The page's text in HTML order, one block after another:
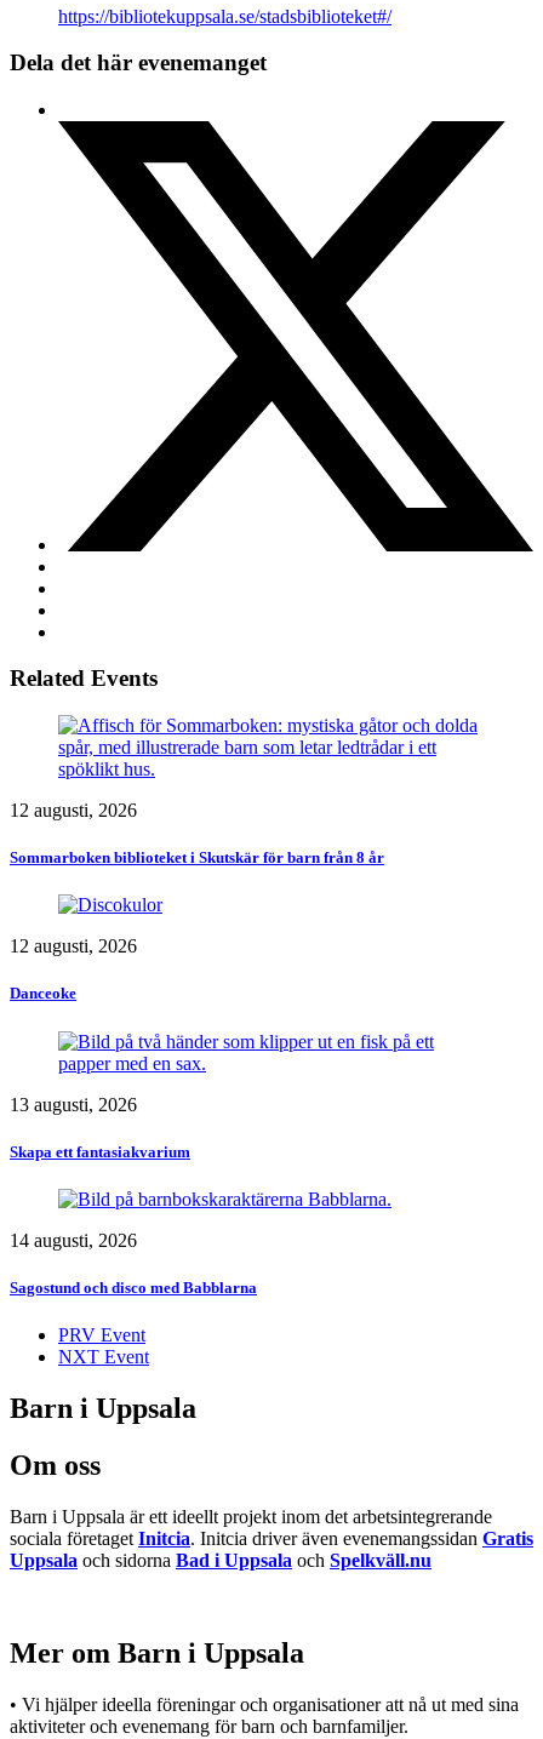
https://bibliotekuppsala.se/stadsbiblioteket#/
Dela det här evenemanget
Related Events
12 augusti, 2026
Sommarboken biblioteket i Skutskär för barn från 8 år
12 augusti, 2026
Danceoke
13 augusti, 2026
Skapa ett fantasiakvarium
14 augusti, 2026
Sagostund och disco med Babblarna
PRV Event
NXT Event
Barn i Uppsala
Om oss
Barn i Uppsala är ett ideellt projekt inom det arbetsintegrerande
sociala företaget Initcia. Initcia driver även evenemangssidan Gratis
Uppsala och sidorna Bad i Uppsala och Spelkväll.nu
Mer om Barn i Uppsala
• Vi hjälper ideella föreningar och organisationer att nå ut med sina
aktiviteter och evenemang för barn och barnfamiljer.